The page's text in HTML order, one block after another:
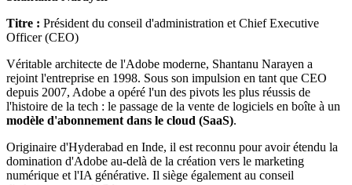
Titre : Président du conseil d'administration et Chief Executive
Officer (CEO)
Véritable architecte de l'Adobe moderne, Shantanu Narayen a
rejoint l'entreprise en 1998. Sous son impulsion en tant que CEO
depuis 2007, Adobe a opéré l'un des pivots les plus réussis de
l'histoire de la tech : le passage de la vente de logiciels en boîte à un
modèle d'abonnement dans le cloud (SaaS).
Originaire d'Hyderabad en Inde, il est reconnu pour avoir étendu la
domination d'Adobe au-delà de la création vers le marketing
numérique et l'IA générative. Il siège également au conseil